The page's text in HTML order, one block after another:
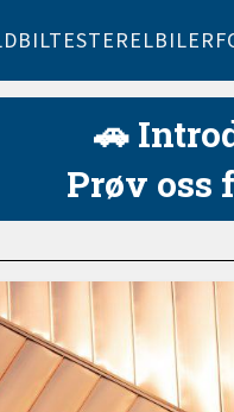
BILTESTERELBILER
🚗
Prøv oss